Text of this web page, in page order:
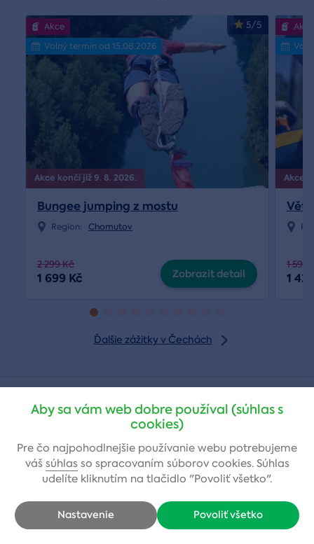
Akce končí již 9. 8. 2026.
5/5
Akce
Volný termín od 15.08.2026
Bungee jumping z mostu
Region: Chomutov
2 299 Kč
1 699 Kč Zobrazit detail
Akce
Akce
1 590
1
Ďalšie zážitky v Čechách
Aby sa vám web dobre používal (súhlas s
cookies)
Pre čo najpohodlnejšie používanie webu potrebujeme
váš súhlas so spracovaním súborov cookies. Súhlas
udelíte kliknutím na tlačidlo "Povoliť všetko".
Povoliť všetko
Nastavenie